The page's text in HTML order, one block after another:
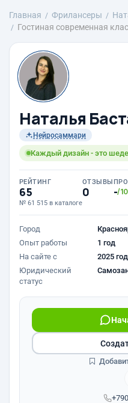
Главная Фрилансеры
Гостиная современная
Наталья
Нейросаммари
Каждый дизайн - это
РЕЙТИНГ
65
№ 61 515 в каталоге
ОТЗЫВЫ
0 -/10
Город
Опыт работы
1 год
На сайте с
2025
Юридический
статус